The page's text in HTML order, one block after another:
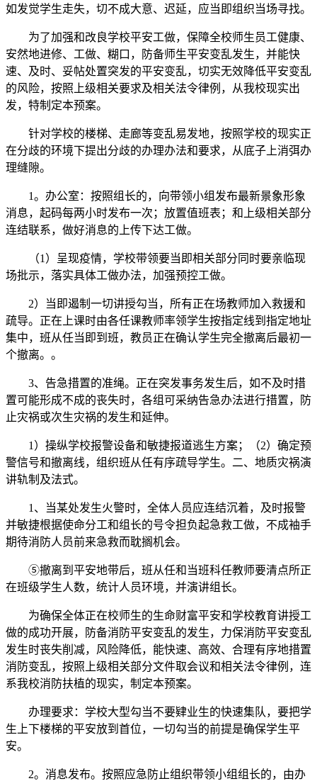
如发觉学生走失，切不成大意、迟延，应当即组织当场寻找。
为了加强和改良学校平安工做，保障全校师生员工健康、
安然地进修、工做、糊口，防备师生平安变乱发生，并能快
速、及时、妥帖处置突发的平安变乱，切实无效降低平安变乱
的风险，按照上级相关要求及相关法令律例，从我校现实出
发，特制定本预案。
针对学校的楼梯、走廊等变乱易发地，按照学校的现实正
在分歧的环境下提出分歧的办理办法和要求，从底子上消弭办
理缝隙。
1。办公室：按照组长的，向带领小组发布最新景象形象
消息，起码每两小时发布一次；放置值班表；和上级相关部分
连结联系，做好消息的上传下达工做。
（1）呈现疫情，学校带领要当即相关部分同时要亲临现
场批示，落实具体工做办法，加强预控工做。
2）当即遏制一切讲授勾当，所有正在场教师加入救援和
疏导。正在上课时由各任课教师率领学生按指定线到指定地址
集中，班从任当即到班，教员正在确认学生完全撤离后最初一
个撤离。。
3、告急措置的准绳。正在突发事务发生后，如不及时措
置可能形成不成的丧失时，各组可采纳告急办法进行措置，防
止灾祸或次生灾祸的发生和延伸。
1）操纵学校报警设备和敏捷报道逃生方案；（2）确定预
警信号和撤离线，组织班从任有序疏导学生。二、地质灾祸演
讲轨制及法式。
1、当某处发生火警时，全体人员应连结沉着，及时报警
并敏捷根据使命分工和组长的号令担负起急救工做，不成袖手
期待消防人员前来急救而耽搁机会。
⑤撤离到平安地带后，班从任和当班科任教师要清点所正
在班级学生人数，统计人员环境，并演讲组长。
为确保全体正在校师生的生命财富平安和学校教育讲授工
做的成功开展，防备消防平安变乱的发生，力保消防平安变乱
发生时丧失削减，风险降低，能快速、高效、合理有序地措置
消防变乱，按照上级相关部分文件取会议和相关法令律例，连
系我校消防扶植的现实，制定本预案。
办理要求：学校大型勾当不要肄业生的快速集队，要把学
生上下楼梯的平安放到首位，一切勾当的前提是确保学生平
安。
2。消息发布。按照应急防止组织带领小组组长的，由办